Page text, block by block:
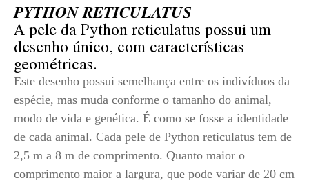
PYTHON RETICULATUS
A pele da Python reticulatus possui um
desenho único, com características
geométricas.
Este desenho possui semelhança entre os indivíduos da
espécie, mas muda conforme o tamanho do animal,
modo de vida e genética. É como se fosse a identidade
de cada animal. Cada pele de Python reticulatus tem de
2,5 m a 8 m de comprimento. Quanto maior o
comprimento maior a largura, que pode variar de 20 cm